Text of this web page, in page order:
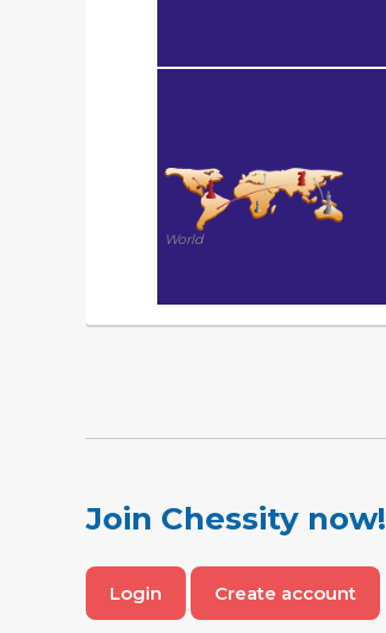
World
Join Chessity now!
Login Create account